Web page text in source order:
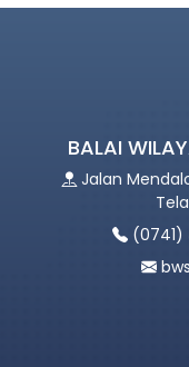
BALAI
Jalan
(0741)